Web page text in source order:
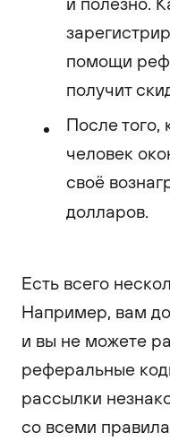
помощи
получит
После того,
человек
своё
долларов.
Есть всего
Например, вам
и вы не можете
реферальные
рассылки
со всеми